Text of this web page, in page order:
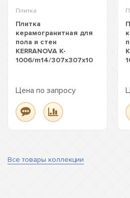
Плитка
Плитка
керамогранитная для
пола и стен
KERRANOVA K-
1006/m14/307x307x10
Цена по запросу
Все товары коллекции